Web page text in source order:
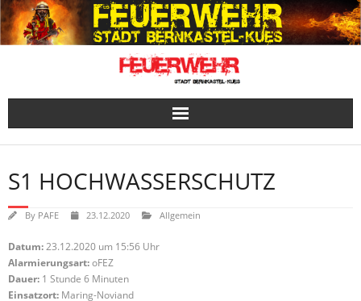
Skip
to
content
S1 HOCHWASSERSCHUTZ
By PAFE 23.12.2020 Allgemein
Datum:23.12.2020 um 15:56 Uhr
Alarmierungsart:oFEZ
Dauer: 1 Stunde 6 Minuten
Einsatzort: Maring-Noviand